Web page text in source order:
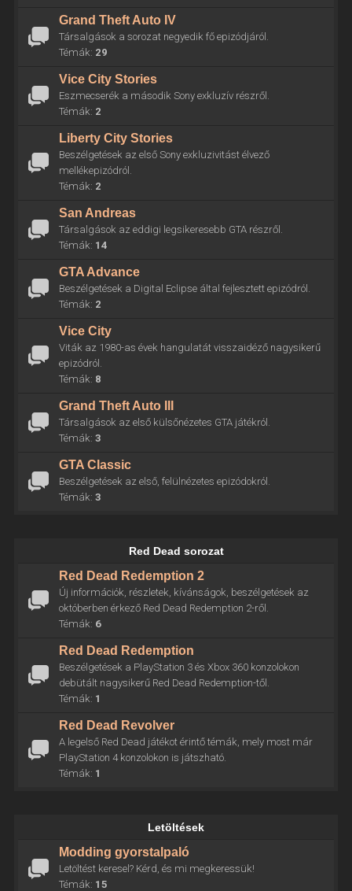
Grand Theft Auto IV
Társalgások a sorozat negyedik fő epizódjáról.
Témák: 29
Vice City Stories
Eszmecserék a második Sony exkluzív részről.
Témák: 2
Liberty City Stories
Beszélgetések az első Sony exkluzivitást élvező
mellékepizódról.
Témák: 2
San Andreas
Társalgások az eddigi legsikeresebb GTA részről.
Témák: 14
GTA Advance
Beszélgetések a Digital Eclipse által fejlesztett epizódról.
Témák: 2
Vice City
Viták az 1980-as évek hangulatát visszaidéző nagysikerű
epizódról.
Témák: 8
Grand Theft Auto III
Társalgások az első külsőnézetes GTA játékról.
Témák: 3
GTA Classic
Beszélgetések az első, felülnézetes epizódokról.
Témák: 3
Red Dead sorozat
Red Dead Redemption 2
Új információk, részletek, kívánságok, beszélgetések az
októberben érkező Red Dead Redemption 2-ről.
Témák: 6
Red Dead Redemption
Beszélgetések a PlayStation 3 és Xbox 360 konzolokon
debütált nagysikerű Red Dead Redemption-től.
Témák: 1
Red Dead Revolver
A legelső Red Dead játékot érintő témák, mely most már
PlayStation 4 konzolokon is játszható.
Témák: 1
Letöltések
Modding gyorstalpaló
Letöltést keresel? Kérd, és mi megkeressük!
Témák: 15